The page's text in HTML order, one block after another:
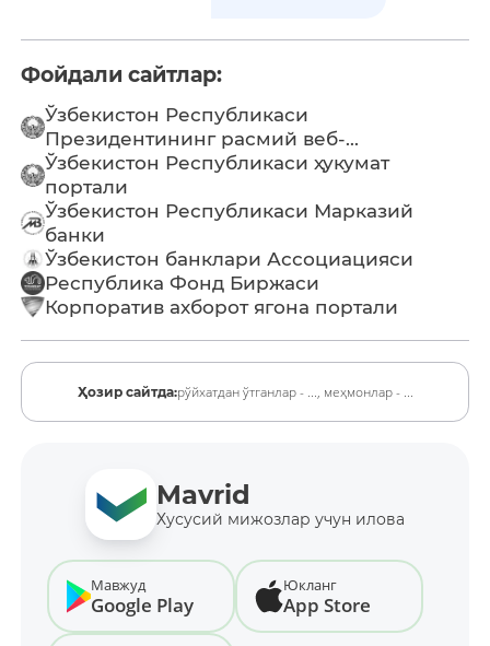
Фойдали сайтлар:
Ўзбекистон Республикаси
Президентининг расмий веб-...
Ўзбекистон Республикаси ҳукумат
портали
Ўзбекистон Республикаси Марказий
банки
Ўзбекистон банклари Ассоциацияси
Республика Фонд Биржаси
Корпоратив ахборот ягона портали
Ҳозир сайтда:рўйхатдан ўтганлар - ..., меҳмонлар - ...
Mavrid
Хусусий мижозлар учун илова
Мавжуд
Google Play
Юкланг
App Store